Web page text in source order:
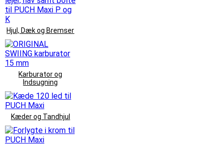
Hjul, Dæk og Bremser
Karburator og
Indsugning
Kæder og Tandhjul